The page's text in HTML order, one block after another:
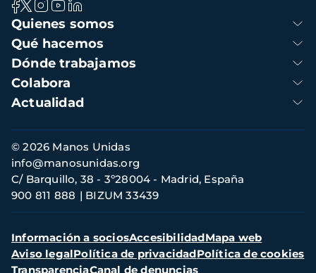
Navegación
principal
Quienes somos
Qué hacemos
Dónde trabajamos
Colabora
Actualidad
Información
de
contacto
© 2026 Manos Unidas
C/ Barquillo, 38 - 3º28004 - Madrid, España
900 811 888
BIZUM 33439
info@manosunidas.org
Menú
secundario
Información a sociosAccesibilidadMapa web
Aviso legalPolítica de privacidadPolítica de cookies
TransparenciaCanal de denuncias